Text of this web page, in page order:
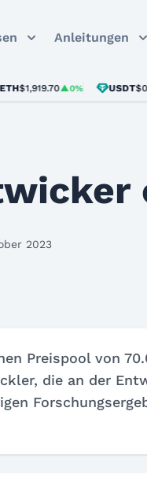
Anleitungen
▲0% USDT
2023
Preispool von
die an der